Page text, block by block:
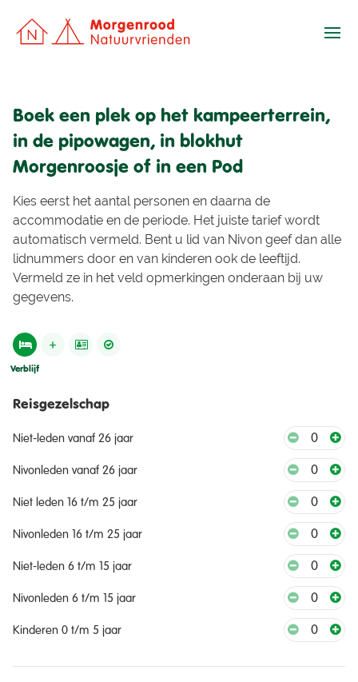
Boek een plek op het kampeerterrein,
in de pipowagen, in blokhut
Morgenroosje of in een Pod
Kies eerst het aantal personen en daarna de
accommodatie en de periode. Het juiste tarief wordt
automatisch vermeld. Bent u lid van Nivon geef dan alle
lidnummers door en van kinderen ook de leeftijd.
Vermeld ze in het veld opmerkingen onderaan bij uw
gegevens.
Verblijf
Reisgezelschap
Niet-leden vanaf 26 jaar 0
Nivonleden vanaf 26 jaar 0
Niet leden 16 t/m 25 jaar 0
Nivonleden 16 t/m 25 jaar 0
Niet-leden 6 t/m 15 jaar 0
Nivonleden 6 t/m 15 jaar 0
Kinderen 0 t/m 5 jaar 0